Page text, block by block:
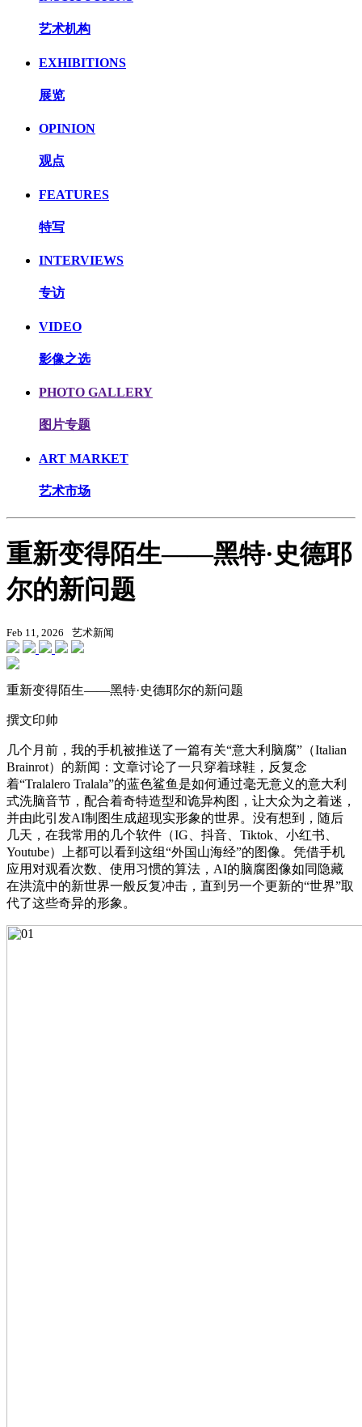
艺术机构
EXHIBITIONS
展览
OPINION
观点
FEATURES
特写
INTERVIEWS
专访
VIDEO
影像之选
PHOTO GALLERY
图片专题
ART MARKET
艺术市场
重新变得陌生——黑特·史德耶
尔的新问题
Feb 11, 2026 艺术新闻
重新变得陌生——黑特·史德耶尔的新问题
撰文印帅
几个月前，我的手机被推送了一篇有关“意大利脑腐”（Italian
Brainrot）的新闻：文章讨论了一只穿着球鞋，反复念
着“Tralalero Tralala”的蓝色鲨鱼是如何通过毫无意义的意大利
式洗脑音节，配合着奇特造型和诡异构图，让大众为之着迷，
并由此引发AI制图生成超现实形象的世界。没有想到，随后
几天，在我常用的几个软件（IG、抖音、Tiktok、小红书、
Youtube）上都可以看到这组“外国山海经”的图像。凭借手机
应用对观看次数、使用习惯的算法，AI的脑腐图像如同隐藏
在洪流中的新世界一般反复冲击，直到另一个更新的“世界”取
代了这些奇异的形象。